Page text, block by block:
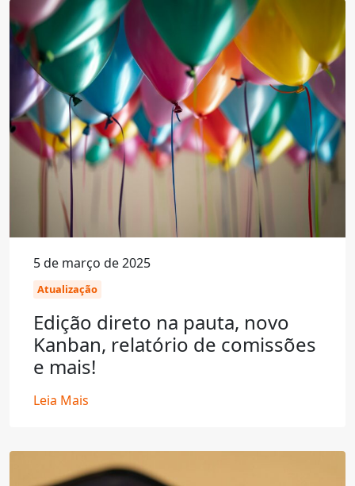
5 de março de 2025
Atualização
Edição direto na pauta, novo
Kanban, relatório de comissões
e mais!
Leia Mais